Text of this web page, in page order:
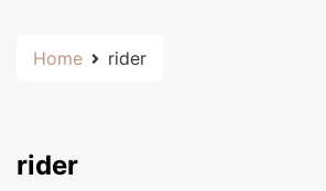
Home rider
rider